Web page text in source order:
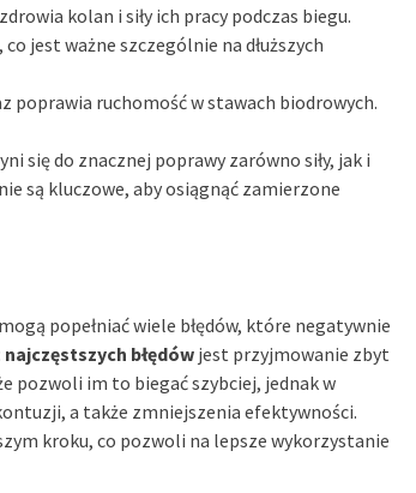
kolan i siły ich pracy podczas biegu.
jest ważne szczególnie na dłuższych
poprawia ruchomość w stawach biodrowych.
się do znacznej poprawy zarówno siły, jak i
są kluczowe, aby osiągnąć zamierzone
popełniać wiele błędów, które negatywnie
błędów jest przyjmowanie zbyt
pozwoli im to biegać szybciej, jednak w
a także zmniejszenia efektywności.
kroku, co pozwoli na lepsze wykorzystanie